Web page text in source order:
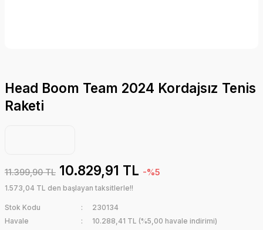
Head Boom Team 2024 Kordajsız Tenis
Raketi
11.399,90 TL 10.829,91 TL -%5
1.573,04 TL den başlayan taksitlerle!!
Stok Kodu
230134
Havale
10.288,41 TL (%5,00 havale indirimi)